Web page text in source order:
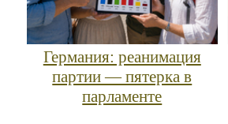
Германия: реанимация
партии — пятерка в
парламенте